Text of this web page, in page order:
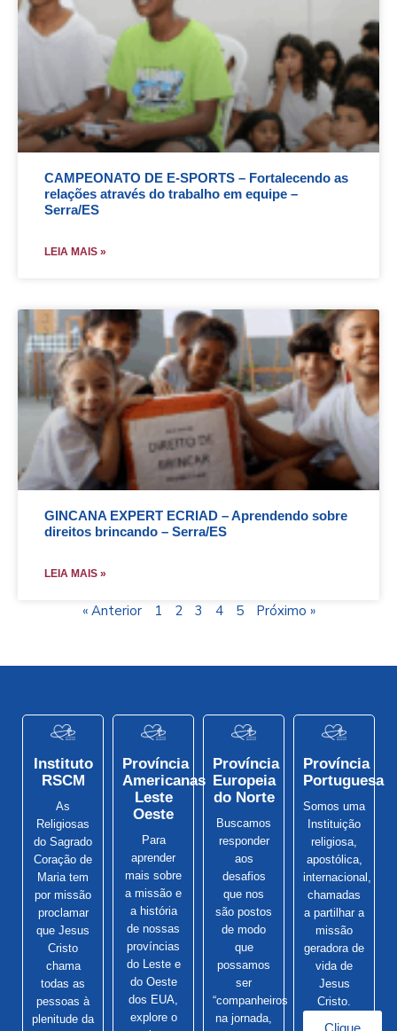
CAMPEONATO DE E-SPORTS – Fortalecendo as
relações através do trabalho em equipe –
Serra/ES
LEIA MAIS »
GINCANA EXPERT ECRIAD – Aprendendo sobre
direitos brincando – Serra/ES
LEIA MAIS »
« Anterior 1 2 3 4 5 Próximo »
Instituto
RSCM
As
Religiosas
do Sagrado
Coração de
Maria tem
por missão
proclamar
que Jesus
Cristo
chama
todas as
pessoas à
plenitude da
Província
Americanas
Leste
Oeste
Para
aprender
mais sobre
a missão e
a história
de nossas
províncias
do Leste e
do Oeste
dos EUA,
explore o
Província
Europeia
do Norte
Buscamos
responder
aos
desafios
que nos
são postos
de modo
que
possamos
ser
“companheiros
na jornada,
Província
Portuguesa
Somos uma
Instituição
religiosa,
apostólica,
internacional,
chamadas
a partilhar a
missão
geradora de
vida de
Jesus
Cristo.
Clique